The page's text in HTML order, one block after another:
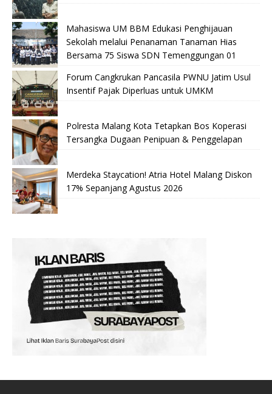
Mahasiswa UM BBM Edukasi Penghijauan
Sekolah melalui Penanaman Tanaman Hias
Bersama 75 Siswa SDN Temenggungan 01
Forum Cangkrukan Pancasila PWNU Jatim Usul
Insentif Pajak Diperluas untuk UMKM
Polresta Malang Kota Tetapkan Bos Koperasi
Tersangka Dugaan Penipuan & Penggelapan
Merdeka Staycation! Atria Hotel Malang Diskon
17% Sepanjang Agustus 2026